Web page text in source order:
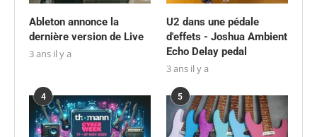
Ableton annonce la
dernière version de Live
3 ans il y a
U2 dans une pédale
d'effets - Joshua Ambient
Echo Delay pedal
3 ans il y a
4 5